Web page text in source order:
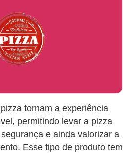
tornam a experiência
permitindo levar a pizza
e ainda valorizar a
Esse tipo de produto tem